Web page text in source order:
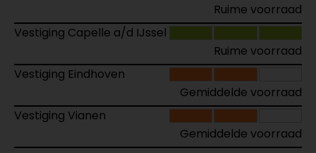
Ruime voorraad
Vestiging Capelle a/d IJssel
Ruime voorraad
Vestiging Eindhoven
Gemiddelde voorraad
Vestiging Vianen
Gemiddelde voorraad